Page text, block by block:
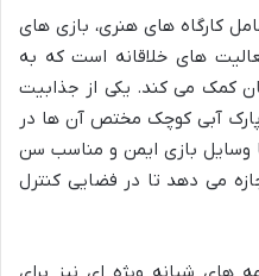
کارگاه های هنری، بازی های
های خلاقانه است که به
کمک می کند. یکی از جذابیت
آبی کوچک مختص آن ها در
وسایل بازی ایمن و مناسب سن
می دهد تا در فضایی کنترل